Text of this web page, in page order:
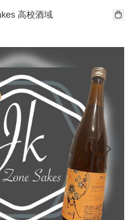
高校酒域